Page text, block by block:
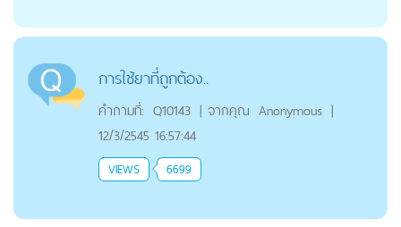
การใช้ยาที่ถูกต้อง..
คำถามที่: Q10143 | จากคุณ Anonymous |
12/3/2545 16:57:44
VIEWS 6699